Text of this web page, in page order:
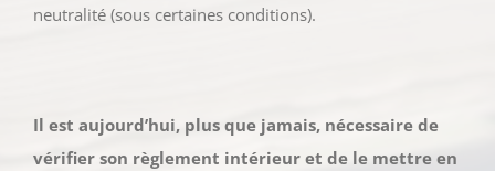
neutralité (sous certaines conditions).
Il est aujourd’hui, plus que jamais, nécessaire de
vérifier son règlement intérieur et de le mettre en